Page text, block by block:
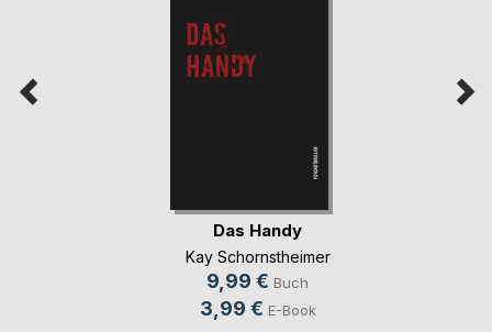
Das Handy
Kay Schornstheimer
9,99 € Buch
3,99 € E-Book